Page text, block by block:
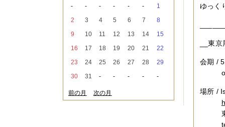
ゆっく
__東
会期 /
場所 /
東京
tel /
2021年02月 （1件）
2020年12月（3件）
2020年11月 （6件）
2020年09月（5件）
2020年08月
2020年06月（2件）
2020年04月（4件）
-
- - - - -
1
2
3 4 5 6 7
8
9
10 11 12 13 14
15
16
17 18 19 20 21
22
23
24 25 26 27 28
29
30
31 - - - - -
前の月 次の月